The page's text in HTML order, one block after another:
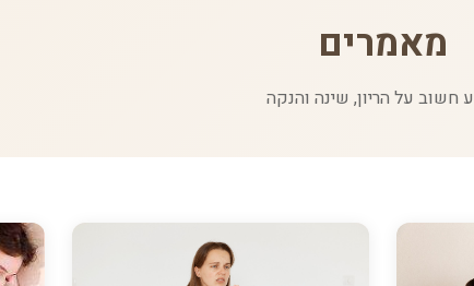
מאמרים
חשוב על הריון, שינה והנקה